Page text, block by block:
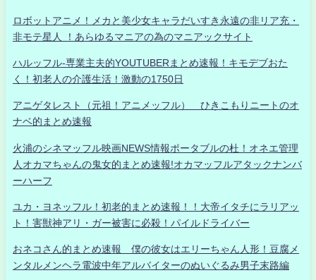
ロボットアニメ！メカと美少女キャラだいすき永遠の非リア充・
非モテ星人 ！あらゆるマニアの為のマニアックサイト
ハルッフル-専業主夫的YOUTUBERまとめ速報！キモデブおた
く！初老人の介護生活！激動の1750日
アニゲタレスト（元祖！アニメッフル） ひきこもりニートのオ
ナベ的まとめ速報
火浦のシネマッフル映画NEWS情報ポータブルの杜！オネエ管理
人オカマちゃんの鬼女的まとめ速報!オカマッフルアタックナンバ
ーハーフ
ユカ・ヨネッフル！初老的まとめ速報！！大帝イタチにラリアッ
ト！害獣神アリ・ガー被害に必殺！パイルドライバー
おネコさん的まとめ速報 僕の彼女はエリーちゃん人形！豆腐メ
ンタルメンヘラ電波中年アルバイターのぬいぐるみ男子末路編